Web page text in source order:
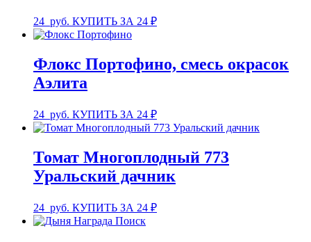
24 руб. КУПИТЬ ЗА 24 ₽
Флокс Портофино, смесь окрасок
Аэлита
24 руб. КУПИТЬ ЗА 24 ₽
Томат Многоплодный 773
Уральский дачник
24 руб. КУПИТЬ ЗА 24 ₽